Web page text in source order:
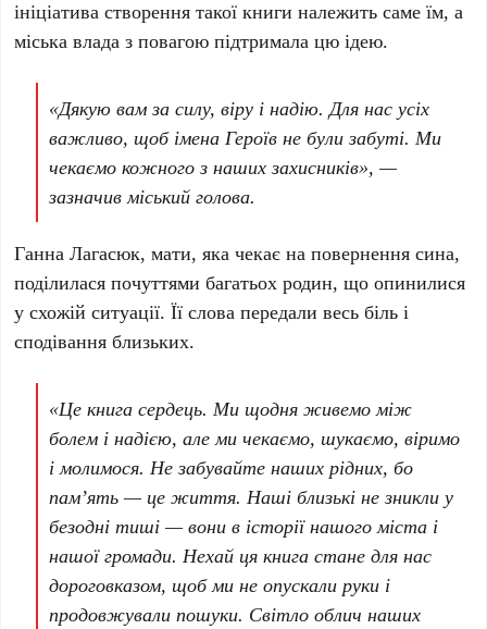
ініціатива створення такої книги належить саме їм, а
міська влада з повагою підтримала цю ідею.
«Дякую вам за силу, віру і надію. Для нас усіх
важливо, щоб імена Героїв не були забуті. Ми
чекаємо кожного з наших захисників», —
зазначив міський голова.
Ганна Лагасюк, мати, яка чекає на повернення сина,
поділилася почуттями багатьох родин, що опинилися
у схожій ситуації. Її слова передали весь біль і
сподівання близьких.
«Це книга сердець. Ми щодня живемо між
болем і надією, але ми чекаємо, шукаємо, віримо
і молимося. Не забувайте наших рідних, бо
пам’ять — це життя. Наші близькі не зникли у
безодні тиші — вони в історії нашого міста і
нашої громади. Нехай ця книга стане для нас
дороговказом, щоб ми не опускали руки і
продовжували пошуки. Світло облич наших